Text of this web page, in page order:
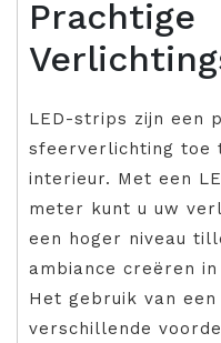
Prachtige
LED-strips zijn een
sfeerverlichting toe
interieur. Met een
meter kunt u uw
een hoger niveau
ambiance creëren
Het gebruik van
verschillende